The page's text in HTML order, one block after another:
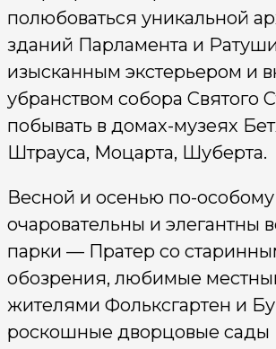
полюбоваться уникальной
зданий Парламента и
изысканным экстерьером и
убранством собора Святого
побывать в домах-музеях
Штрауса, Моцарта, Шуберта.
Весной и осенью по-особому
очаровательны и элегантны
парки — Пратер со
обозрения, любимые
жителями Фольксгартен и
роскошные дворцовые